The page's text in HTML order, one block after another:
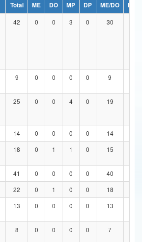
Inovações e Comunicações
Regional
e dos Direitos Humanos
Total ME DO MP DP ME/DO
MP/
42 0 0 3 0 30
9 0 0 0 0 9
25 0 0 4 0 19
14 0 0 0 0 14
18 0 1 1 0 15
41 0 0 0 0 40
22 0 1 0 0 18
13 0 0 0 0 13
8 0 0 0 0 7